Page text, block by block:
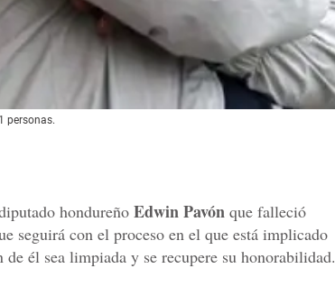
personas.
hondureño Edwin Pavón que falleció
seguirá con el proceso en el que está implicado
de él sea limpiada y se recupere su honorabilidad.